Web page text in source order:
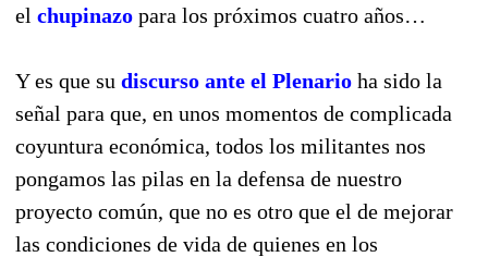
el chupinazo para los próximos cuatro años…
Y es que su discurso ante el Plenario ha sido la
señal para que, en unos momentos de complicada
coyuntura económica, todos los militantes nos
pongamos las pilas en la defensa de nuestro
proyecto común, que no es otro que el de mejorar
las condiciones de vida de quienes en los